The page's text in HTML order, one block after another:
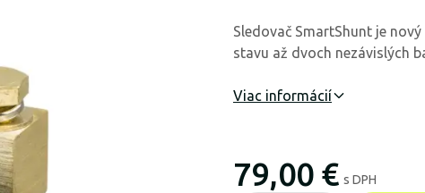
Sledovač SmartShunt je
stavu až dvoch nezávislých
Viac informácií
79,00 € s DPH